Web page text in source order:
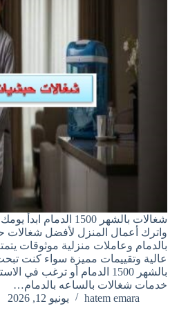
شغالات بالشهر 1500 الدمام
واترك أعمال المنزل لأفضل شغالات
بالدمام وعاملات منزلية موثوقات
عالية وتقييمات مميزة سواء كنت
بالشهر 1500 الدمام أو ترغب في
خدمات شغالات بالساعه بالدمام…
hatem emara
يونيو 12, 2026